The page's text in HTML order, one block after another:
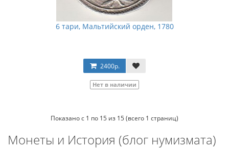
6 тари, Мальтийский орден, 1780
2400р.
Нет в наличии
Показано с 1 по 15 из 15 (всего 1 страниц)
Монеты и История (блог нумизмата)